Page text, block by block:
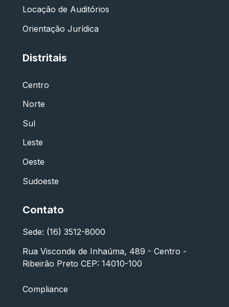
Locação de Auditórios
Orientação Jurídica
Distritais
Centro
Norte
Sul
Leste
Oeste
Sudoeste
Contato
Sede: (16) 3512-8000
Rua Visconde de Inhaúma, 489 - Centro -
Ribeirão Preto CEP: 14010-100
Compliance